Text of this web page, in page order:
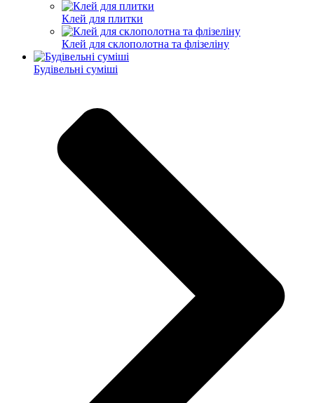
Клей для плитки
Клей для склополотна та флізеліну
Будівельні суміші